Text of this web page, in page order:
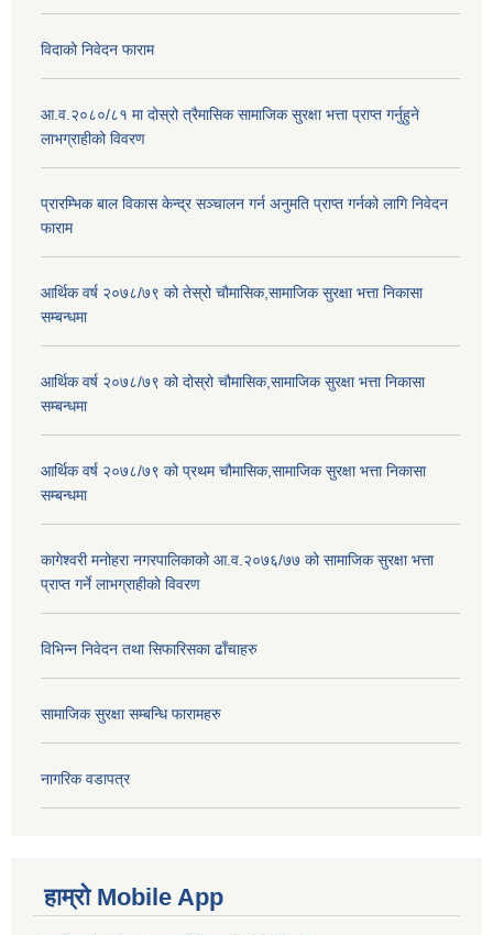
विदाको निवेदन फाराम
आ.व.२०८०/८१ मा दोस्रो त्रैमासिक सामाजिक सुरक्षा भत्ता प्राप्त गर्नुहुने
लाभग्राहीको विवरण
प्रारम्भिक बाल विकास केन्द्र सञ्चालन गर्न अनुमति प्राप्त गर्नको लागि निवेदन
फाराम
आर्थिक वर्ष २०७८/७९ को तेस्रो चौमासिक,सामाजिक सुरक्षा भत्ता निकासा
सम्बन्धमा
आर्थिक वर्ष २०७८/७९ को दोस्रो चौमासिक,सामाजिक सुरक्षा भत्ता निकासा
सम्बन्धमा
आर्थिक वर्ष २०७८/७९ को प्रथम चौमासिक,सामाजिक सुरक्षा भत्ता निकासा
सम्बन्धमा
कागेश्वरी मनोहरा नगरपालिकाको आ.व.२०७६/७७ को सामाजिक सुरक्षा भत्ता
प्राप्त गर्ने लाभग्राहीको विवरण
विभिन्न निवेदन तथा सिफारिसका ढाँचाहरु
सामाजिक सुरक्षा सम्बन्धि फारामहरु
नागरिक वडापत्र
हाम्रो Mobile App